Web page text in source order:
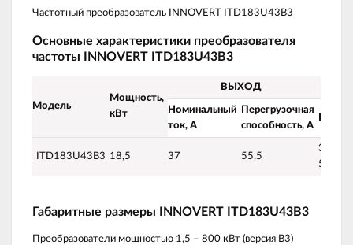
Частотный преобразователь INNOVERT ITD183U43B3
Основные характеристики преобразователя
частоты INNOVERT ITD183U43B3
Модель
Мощность,
кВт
ВЫХОД
Номинальный
ток, А
Перегрузочная
способность, А
ITD183U43B3 18,5 37 55,5
304-
50/60
Габаритные размеры INNOVERT ITD183U43B3
Преобразователи мощностью 1,5 – 800 кВт (версия B3)